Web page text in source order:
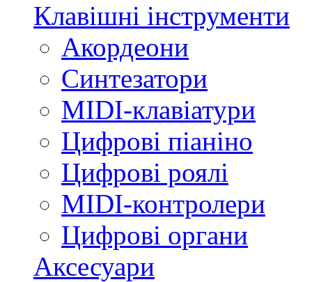
Клавішні інструменти
Акордеони
Синтезатори
MIDI-клавіатури
Цифрові піаніно
Цифрові роялі
MIDI-контролери
Цифрові органи
Аксесуари